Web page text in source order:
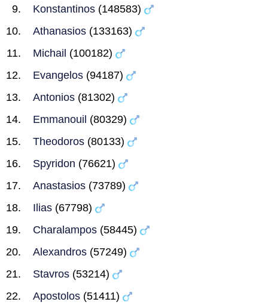
Konstantinos (148583)
Athanasios (133163)
Michail (100182)
Evangelos (94187)
Antonios (81302)
Emmanouil (80329)
Theodoros (80133)
Spyridon (76621)
Anastasios (73789)
Ilias (67798)
Charalampos (58445)
Alexandros (57249)
Stavros (53214)
Apostolos (51411)